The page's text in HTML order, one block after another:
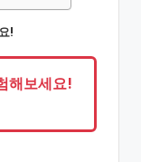
!
해보세요!